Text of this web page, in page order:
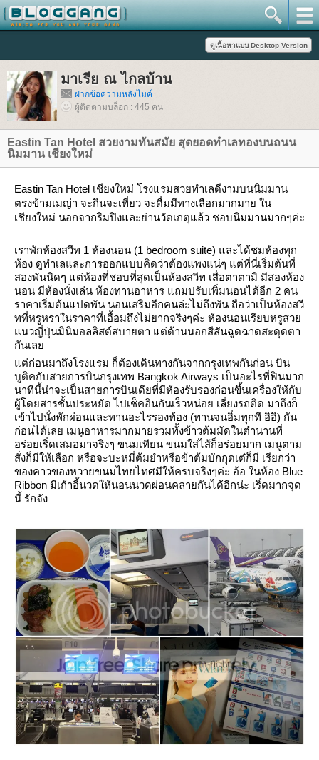
มาเรีย ณ ไกลบ้าน
ฝากข้อความหลังไมค์
ผู้ติดตามบล็อก : 445 คน
Eastin Tan Hotel สวยงามทันสมัย สุดยอดทำเลทองบนถนน
นิมมาน เชียงใหม่
Eastin Tan Hotel เชียงใหม่ โรงแรมสวยทำเลดีงามบนนิมมาน
ตรงข้ามเมญ่า จะกินจะเที่ยว จะดื่มมีทางเลือกมากมาย ใน
เชียงใหม่ นอกจากริมปิงและย่านวัดเกตุแล้ว ชอบนิมมานมากๆค่ะ
เราพักห้องสวีท 1 ห้องนอน (1 bedroom suite) และได้ชมห้องทุก
ห้อง ดูทำเลและการออกแบบคิดว่าต้องแพงแน่ๆ แต่ที่นี่เริ่มต้นที่
สองพันนิดๆ แต่ห้องที่ชอบที่สุดเป็นห้องสวีท เสื่อตาตามิ มีสองห้อง
นอน มีห้องนั่งเล่น ห้องทานอาหาร แถมปรับเพิ่มนอนได้อีก 2 คน
ราคาเริ่มต้นแปดพัน นอนเสริมอีกคนล่ะไม่ถึงพัน ถือว่าเป็นห้องสวี
ทที่หรูหราในราคาที่เอื้อมถึงไม่ยากจริงๆค่ะ ห้องนอนเรียบหรูสว
นวญี่ปุ่นมินิมอลลิสต์สบายตา แต่ด้านนอกสีสันฉูดฉาดสะดุดตา
กันเล
ต่ก่อนมาถึงโรงแรม ก็ต้องเดินทางกันจากกรุงเทพกันก่อน บิน
บูติคกับสายการบินกรุงเทพ Bangkok Airways เป็นอะไรที่ฟินมาก
นาทีนี้น่าจะเป็นสายการบินเดียที่มีห้องรับรองก่อนขึ้นเครื่องให้กับ
ผู้โดยสารชั้นประหยัด ไปเช็คอินกันเร็วหน่อย เลี่ยงรถติด มาถึงก็
เข้าไปนั่งพักผ่อนและทานอะไรรองท้อง (ทานจนอิ่มทุกที อิอิ) กัน
ก่อนได้เลย เมนูอาหารมากมายรวมทั้งข้าวต้มมัดในตำนานที่
อร่อยเริ่ดเสมอมาจริงๆ ขนมเทียน ขนมใส่ไส้ก็อร่อยมาก เมนูตาม
สั่งก็มีให้เลือก หรือจะบะหมี่ต้มยำหรือข้าต้มบักกุดเต๋ก็มี เรียกว่า
ของคาวของหวายขนมไทยไทศมีให้ครบจริงๆค่ะ อ้อ ในห้อง Blue
Ribbon มีเก้าอี้นวดให้นอนนวดผ่อนคลายกันได้อีกน่ะ เริ่ดมากจุด
นี้ รักจัง